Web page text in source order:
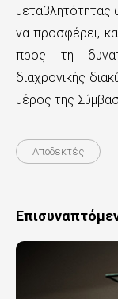
να προσφέρει,
προς τη
διαχρονικής
μέρος της
Αποδεκτές